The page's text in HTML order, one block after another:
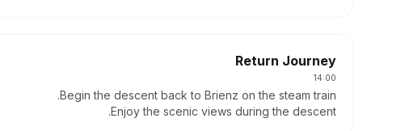
Return Journey
14:00
Begin the descent back to Brienz on the steam train.
Enjoy the scenic views during the descent.